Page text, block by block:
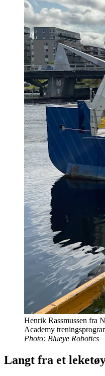
Henrik Rassmussen fra
Academy
Photo: Blueye Robotics
Langt fra et